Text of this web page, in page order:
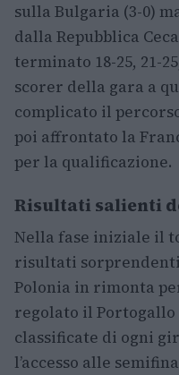
sulla Bulgaria (3-0)
dalla Repubblica
terminato 18-25, 21-
scorer della gara a
complicato il
poi affrontato la
per la qualificazione.
Risultati salienti
Nella fase iniziale il
risultati
Polonia in rimonta
regolato il Portogallo
classificate di ogni
l’accesso alle